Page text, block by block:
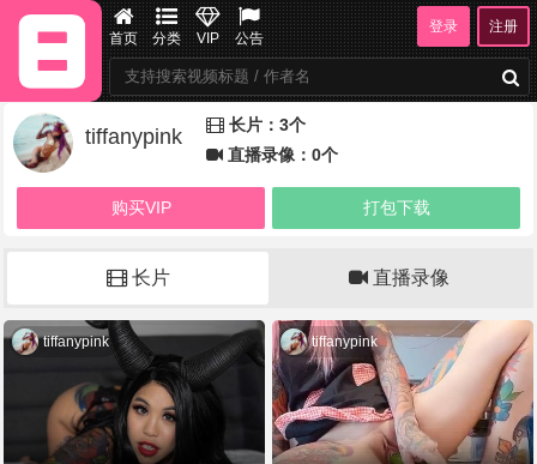
首页 分类 VIP 公告
登录 注册
tiffanypink
长片：3个
直播录像：0个
购买VIP 打包下载
长片 直播录像
tiffanypink tiffanypink